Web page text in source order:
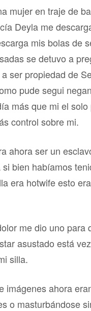
mujer en traje de
Deyla me
mis bolas de
se detuvo a
ser propiedad de
pude segui
más que mi el solo
control sobre mi.
ahora ser un
bien habíamos
era hotwife esto
me dio uno para
asustado está
silla.
imágenes ahora
o masturbándose